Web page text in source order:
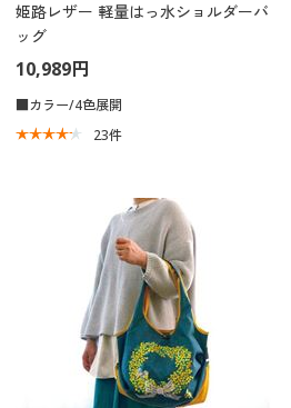
姫路レザー 軽量はっ水ショルダーバ
ッグ
10,989円
■カラー/4色展開
23件